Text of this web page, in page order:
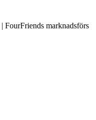
FourFriends marknadsförs